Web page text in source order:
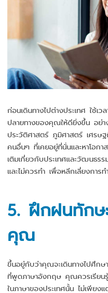
ก่อนเดินทางไปต่างประเทศ ใช้เว
ปลายทางของคุณให้ดียิ่งขึ้น อย่า
ประวัติศาสตร์ ภูมิศาสตร์ เศร
คนอื่นๆ ที่เคยอยู่ที่นั่นและหาโอก
เติมเกี่ยวกับประเทศและวัฒนธร
และไม่ควรทำ เพื่อหลีกเลี่ยงการท
5. ฝึกฝนทักษ
คุณ
ขึ้นอยู่กับว่าคุณจะเดินทางไปศึกษา
ที่พูดภาษาอังกฤษ คุณควรเรียน
ในภาษาของประเทศนั้น ไม่เพีย